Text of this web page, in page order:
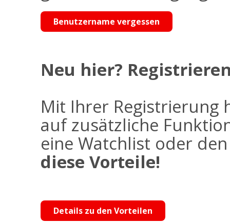
Benutzername vergessen
Neu hier?
Mit Ihrer Registrierung
auf zusätzliche
eine Watchlist oder
diese Vorteile!
Details zu den Vorteilen